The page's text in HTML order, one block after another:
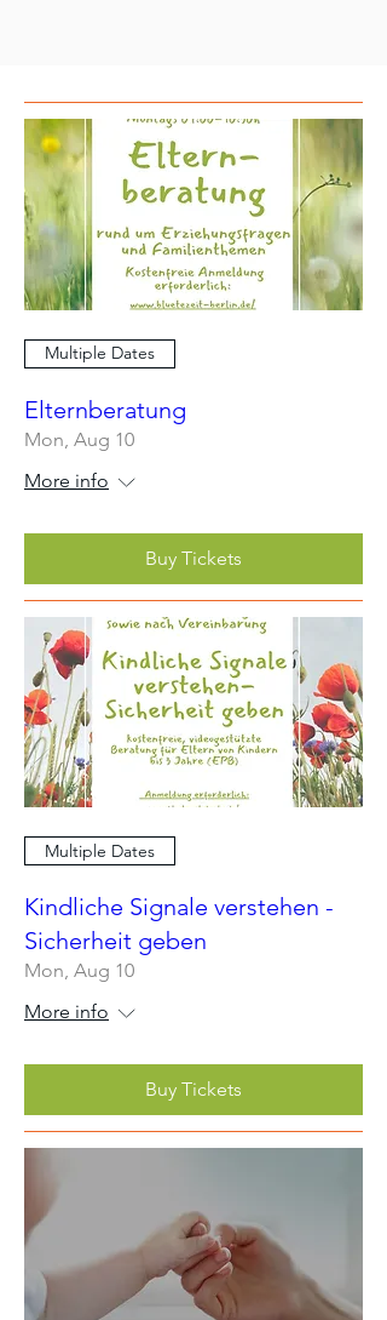
Multiple Dates
Elternberatung
Mon, Aug 10
More info
Buy Tickets
Multiple Dates
Kindliche Signale verstehen -
Sicherheit geben
Mon, Aug 10
More info
Buy Tickets